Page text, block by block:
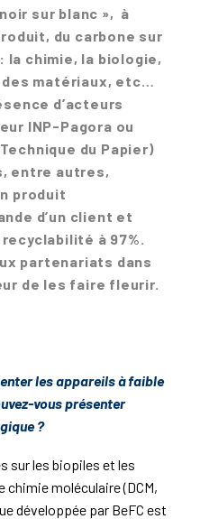
sur blanc », à
du carbone sur
la chimie, la biologie,
matériaux, etc…
d’acteurs
INP-Pagora ou
du Papier)
entre autres,
produit
d’un client et
à 97%.
partenariats dans
de les faire fleurir.
les appareils à faible
vous présenter
?
sur les biopiles et les
moléculaire (DCM,
développée par BeFC est